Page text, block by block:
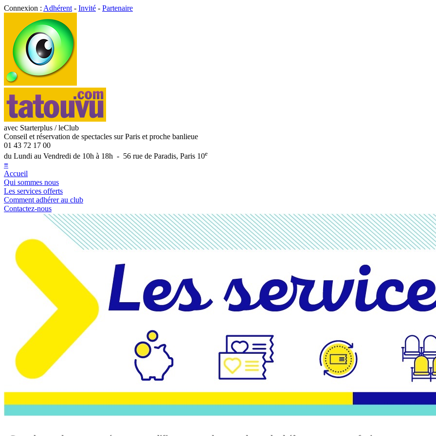
Connexion : Adhérent - Invité - Partenaire
avec Starterplus / leClub
Conseil et réservation de spectacles sur Paris et proche banlieue
01 43 72 17 00
du Lundi au Vendredi de 10h à 18h - 56 rue de Paradis, Paris 10e
≡
Accueil
Qui sommes nous
Les services offerts
Comment adhérer au club
Contactez-nous